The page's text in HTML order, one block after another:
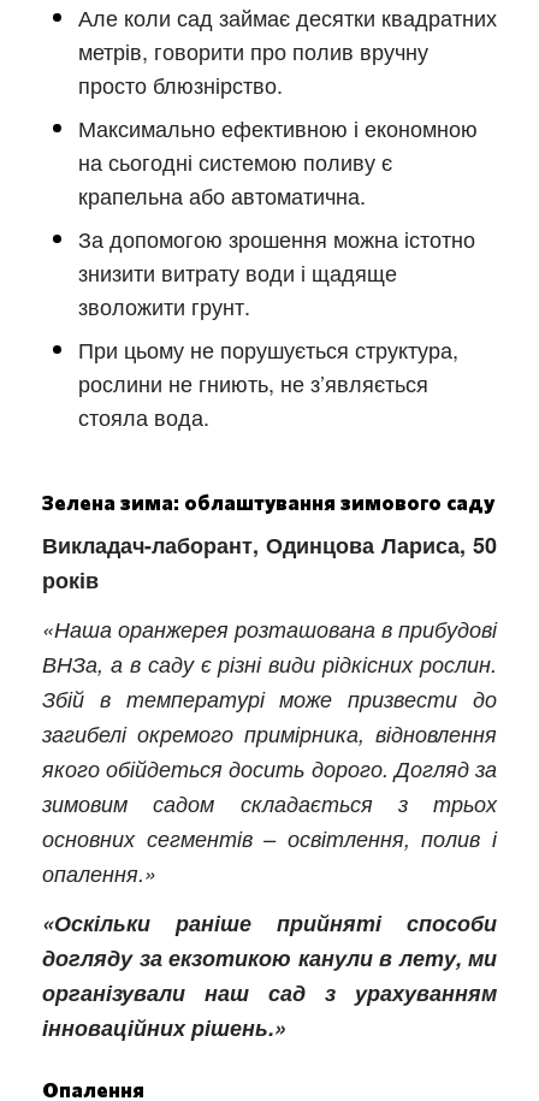
Але коли сад займає десятки квадратних
метрів, говорити про полив вручну
просто блюзнірство.
Максимально ефективною і економною
на сьогодні системою поливу є
крапельна або автоматична.
За допомогою зрошення можна істотно
знизити витрату води і щадяще
зволожити грунт.
При цьому не порушується структура,
рослини не гниють, не з’являється
стояла вода.
Зелена зима: облаштування зимового саду
Викладач-лаборант, Одинцова Лариса, 50
років
«Наша оранжерея розташована в прибудові
ВНЗа, а в саду є різні види рідкісних рослин.
Збій в температурі може призвести до
загибелі окремого примірника, відновлення
якого обійдеться досить дорого. Догляд за
зимовим садом складається з трьох
основних сегментів – освітлення, полив і
опалення.»
«Оскільки раніше прийняті способи
догляду за екзотикою канули в лету, ми
організували наш сад з урахуванням
інноваційних рішень.»
Опалення